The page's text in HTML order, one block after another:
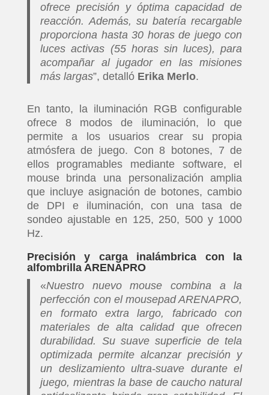
ofrece precisión y óptima capacidad de
reacción. Además, su batería recargable
proporciona hasta 30 horas de juego con
luces activas (55 horas sin luces), para
acompañar al jugador en las misiones
más largas”, detalló Erika Merlo.
En tanto, la iluminación RGB configurable
ofrece 8 modos de iluminación, lo que
permite a los usuarios crear su propia
atmósfera de juego. Con 8 botones, 7 de
ellos programables mediante software, el
mouse brinda una personalización amplia
que incluye asignación de botones, cambio
de DPI e iluminación, con una tasa de
sondeo ajustable en 125, 250, 500 y 1000
Hz.
Precisión y carga inalámbrica con la
alfombrilla ARENAPRO
«Nuestro nuevo mouse combina a la
perfección con el mousepad ARENAPRO,
en formato extra largo, fabricado con
materiales de alta calidad que ofrecen
durabilidad. Su suave superficie de tela
optimizada permite alcanzar precisión y
un deslizamiento ultra-suave durante el
juego, mientras la base de caucho natural